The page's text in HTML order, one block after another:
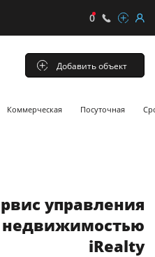
0
Коммерческая Посуточная
Добавить объект
управления
iRealty